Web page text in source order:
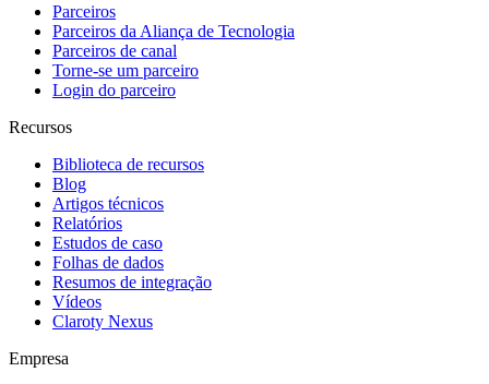
Parceiros
Parceiros da Aliança de Tecnologia
Parceiros de canal
Torne-se um parceiro
Login do parceiro
Recursos
Biblioteca de recursos
Blog
Artigos técnicos
Relatórios
Estudos de caso
Folhas de dados
Resumos de integração
Vídeos
Claroty Nexus
Empresa